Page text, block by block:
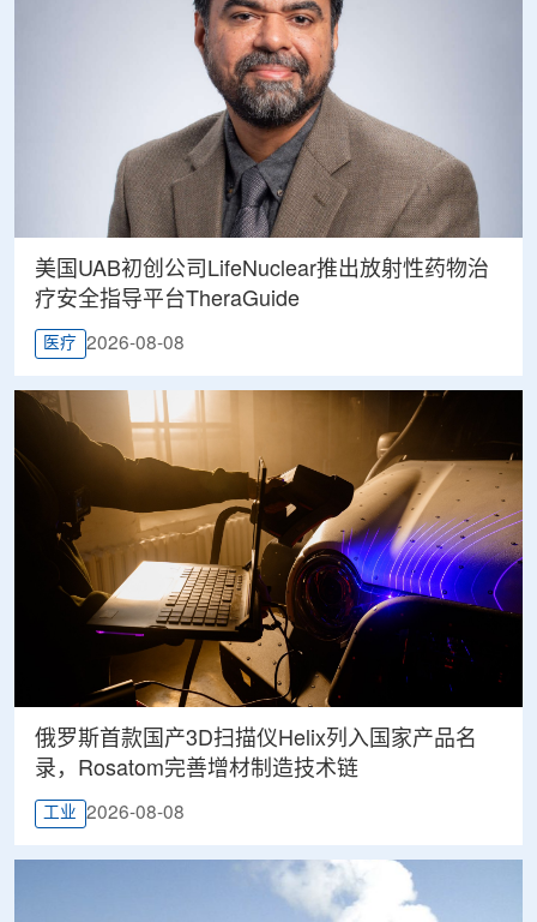
美国UAB初创公司LifeNuclear推出放射性药物治
疗安全指导平台TheraGuide
医疗 2026-08-08
俄罗斯首款国产3D扫描仪Helix列入国家产品名
录，Rosatom完善增材制造技术链
工业 2026-08-08